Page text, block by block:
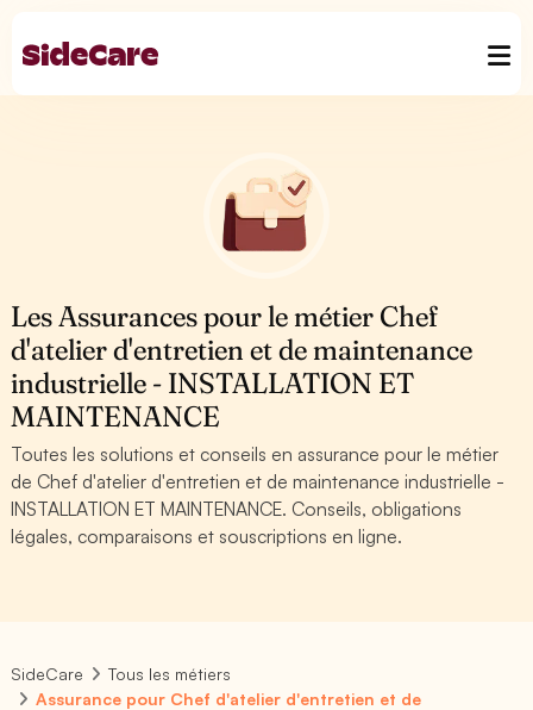
Les Assurances pour le métier Chef
d'atelier d'entretien et de maintenance
industrielle - INSTALLATION ET
MAINTENANCE
Toutes les solutions et conseils en assurance pour le métier
de Chef d'atelier d'entretien et de maintenance industrielle -
INSTALLATION ET MAINTENANCE. Conseils, obligations
légales, comparaisons et souscriptions en ligne.
SideCare
Tous les métiers
Assurance pour Chef d'atelier d'entretien et de